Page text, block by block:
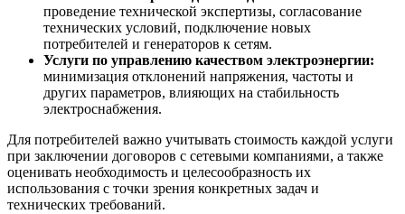
проведение технической экспертизы, согласование
технических условий, подключение новых
потребителей и генераторов к сетям.
Услуги по управлению качеством электроэнергии:
минимизация отклонений напряжения, частоты и
других параметров, влияющих на стабильность
электроснабжения.
Для потребителей важно учитывать стоимость каждой услуги
при заключении договоров с сетевыми компаниями, а также
оценивать необходимость и целесообразность их
использования с точки зрения конкретных задач и
технических требований.